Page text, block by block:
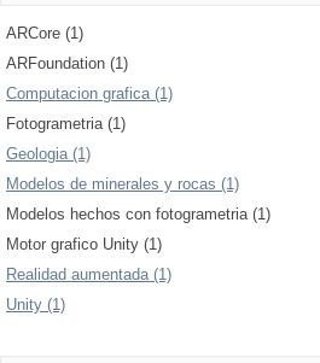
ARCore (1)
ARFoundation (1)
Computacion grafica (1)
Fotogrametria (1)
Geologia (1)
Modelos de minerales y rocas (1)
Modelos hechos con fotogrametria (1)
Motor grafico Unity (1)
Realidad aumentada (1)
Unity (1)